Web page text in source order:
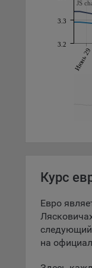
Июнь 29
3.2
3.3
JS
Курс
Евро
следующий
на